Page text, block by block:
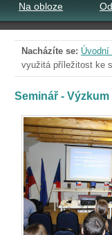
Na obloze
Nacházíte se: Úvodní
využitá příležitost ke
Seminář -